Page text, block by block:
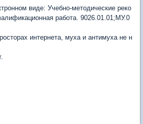
виде: Учебно-методические реко
работа. 9026.01.01;МУ.0
интернета, муха и антимуха не н